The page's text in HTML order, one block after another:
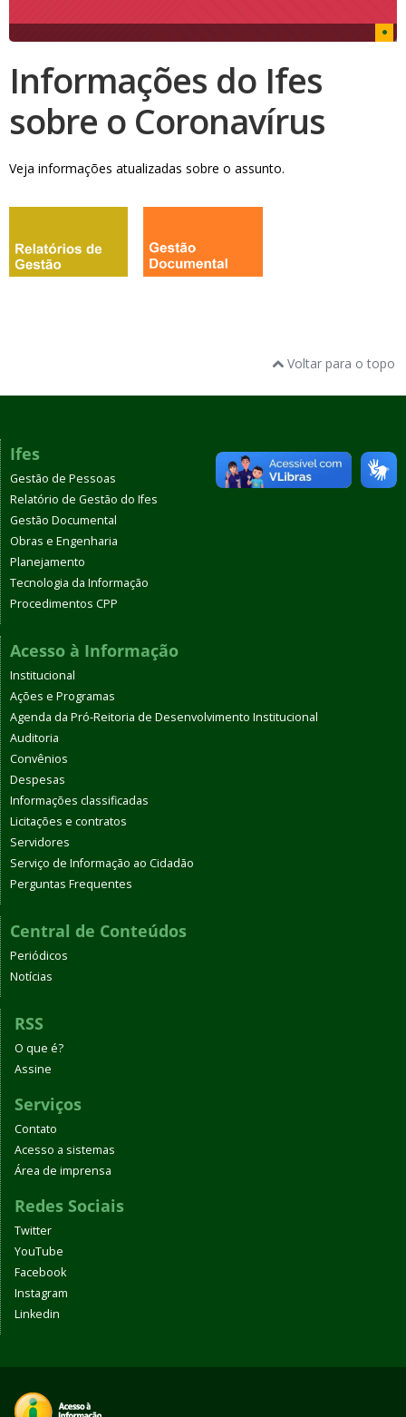
Informações do Ifes
sobre o Coronavírus
Veja informações atualizadas sobre o assunto.
Voltar para o topo
Ifes
Gestão de Pessoas
Relatório de Gestão do Ifes
Gestão Documental
Obras e Engenharia
Planejamento
Tecnologia da Informação
Procedimentos CPP
Acesso à Informação
Institucional
Ações e Programas
Agenda da Pró-Reitoria de Desenvolvimento Institucional
Auditoria
Convênios
Despesas
Informações classificadas
Licitações e contratos
Servidores
Serviço de Informação ao Cidadão
Perguntas Frequentes
Central de Conteúdos
Periódicos
Notícias
RSS
O que é?
Assine
Serviços
Contato
Acesso a sistemas
Área de imprensa
Redes Sociais
Twitter
YouTube
Facebook
Instagram
Linkedin